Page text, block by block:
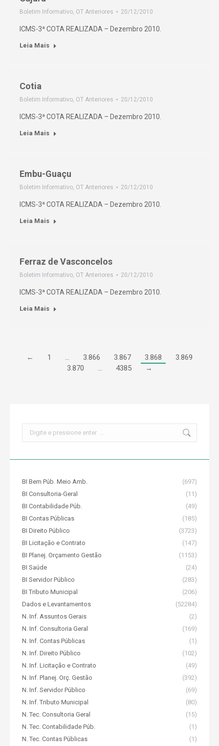
Boletim Informativo, OT Anteriores 20/12/2010
ICMS-3ª COTA REALIZADA – Dezembro 2010.
Leia Mais
Cotia
Boletim Informativo, OT Anteriores 20/12/2010
ICMS-3ª COTA REALIZADA – Dezembro 2010.
Leia Mais
Embu-Guaçu
Boletim Informativo, OT Anteriores 20/12/2010
ICMS-3ª COTA REALIZADA – Dezembro 2010.
Leia Mais
Ferraz de Vasconcelos
Boletim Informativo, OT Anteriores 20/12/2010
ICMS-3ª COTA REALIZADA – Dezembro 2010.
Leia Mais
← 1 … 3.866 3.867 3.868
3.869
3.870
… 4385 →
BI Bem Púb. Meio Amb.
(697)
BI Consultoria-Geral
(11)
BI Contabilidade Púb.
(49)
BI Contas Públicas
(185)
BI Direito Público
(3723)
BI Licitação e Contrato
(147)
BI Planej. Orçamento Gestão
(1153)
BI Saúde
(24)
BI Servidor Público
(283)
BI Tributo Municipal
(206)
Dados e Levantamentos
(52284)
N. Inf. Assuntos Gerais
(2)
N. Inf. Consultoria Geral
(169)
N. Inf. Contas Públicas
(1)
N. Inf. Direito Público
(102)
N. Inf. Licitação e Contrato
(49)
N. Inf. Planej. Orç. Gestão
(392)
N. Inf. Servidor Público
(69)
N. Inf. Tributo Municipal
(80)
N. Tec. Consultoria Geral
(15)
N. Tec. Contabilidade Púb.
(1)
N. Tec. Contas Públicas
(1)